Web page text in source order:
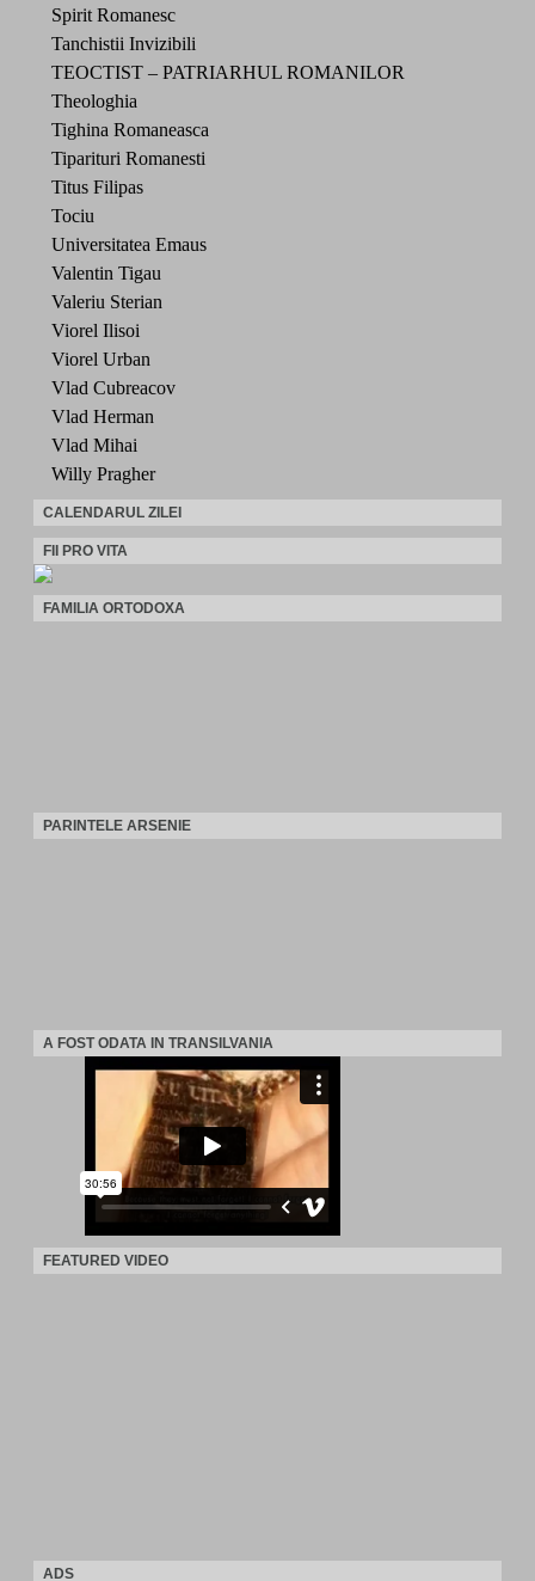
Spirit Romanesc
Tanchistii Invizibili
TEOCTIST – PATRIARHUL ROMANILOR
Theologhia
Tighina Romaneasca
Tiparituri Romanesti
Titus Filipas
Tociu
Universitatea Emaus
Valentin Tigau
Valeriu Sterian
Viorel Ilisoi
Viorel Urban
Vlad Cubreacov
Vlad Herman
Vlad Mihai
Willy Pragher
CALENDARUL ZILEI
FII PRO VITA
FAMILIA ORTODOXA
PARINTELE ARSENIE
A FOST ODATA IN TRANSILVANIA
FEATURED VIDEO
ADS